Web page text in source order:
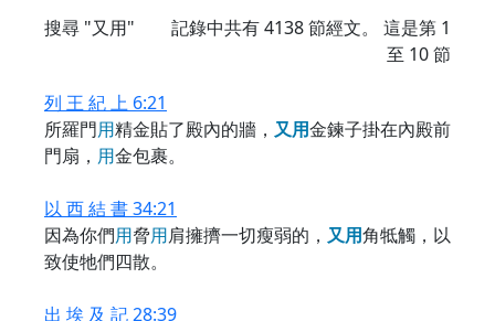
搜尋 "又用" 記錄中共有4138節經文。 這是第 1
至 10 節
列 王 紀 上 6:21
所羅門用精金貼了殿內的牆， 又用金鍊子掛在內殿前
門扇， 用金包裹。
以 西 結 書 34:21
因為你們用脅用肩擁擠一切瘦弱的， 又用角牴觸，以
致使牠們四散。
出 埃 及 記 28:39